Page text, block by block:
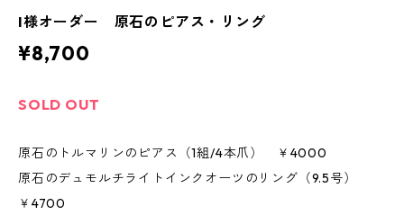
I様オーダー 原石のピアス・リング
¥8,700
SOLD OUT
原石のトルマリンのピアス（1組/4本爪） ￥4000
原石のデュモルチライトインクオーツのリング（9.5号）
￥4700